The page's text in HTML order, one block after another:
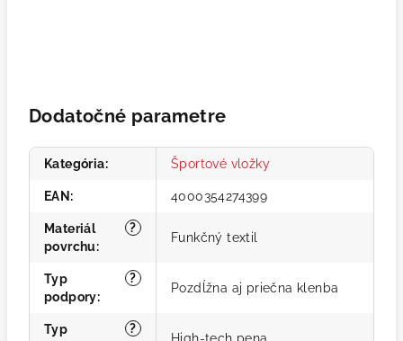
Dodatočné parametre
Kategória: Športové vložky
EAN : 4000354274399
?
Materiál
povrchu:
Funkčný textil
?
Typ
podpory:
Pozdĺžna aj priečna klenba
?
Typ